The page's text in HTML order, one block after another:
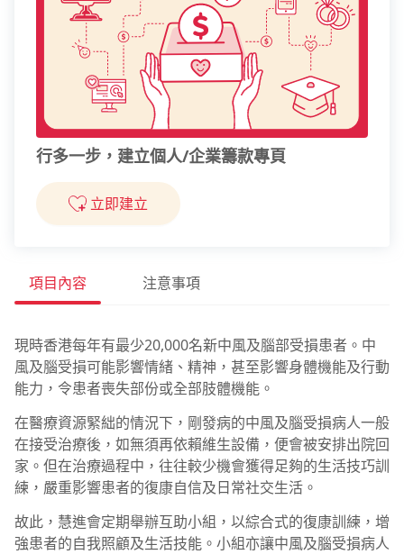
項目內容 注意事項
現時香港每年有最少20,000名新中風及腦部受損患者。中
風及腦受損可能影響情緒、精神，甚至影響身體機能及行動
能力，令患者喪失部份或全部肢體機能。
在醫療資源緊絀的情況下，剛發病的中風及腦受損病人一般
在接受治療後，如無須再依賴維生設備，便會被安排出院回
家。但在治療過程中，往往較少機會獲得足夠的生活技巧訓
練，嚴重影響患者的復康自信及日常社交生活。
故此，慧進會定期舉辦互助小組，以綜合式的復康訓練，增
強患者的自我照顧及生活技能。小組亦讓中風及腦受損病人
行多一步，建立個人/企業籌款專頁
立即建立